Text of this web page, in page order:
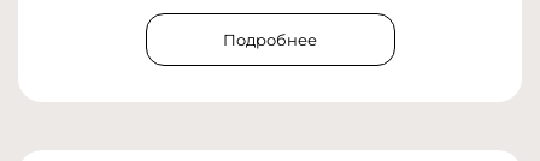
Подробнее